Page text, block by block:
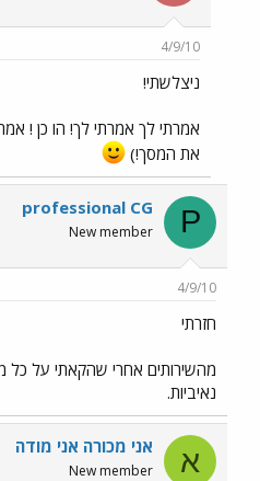
4/9/10
ניצלשתי!
אמרתי לך אמרתי לך! הו כן !
את המסך!)
P
professional CG
New member
4/9/10
חזרתי
מהשירותים אחרי שהקאתי על כל
נאיביות.
א אני מכורה אני מודה
New member